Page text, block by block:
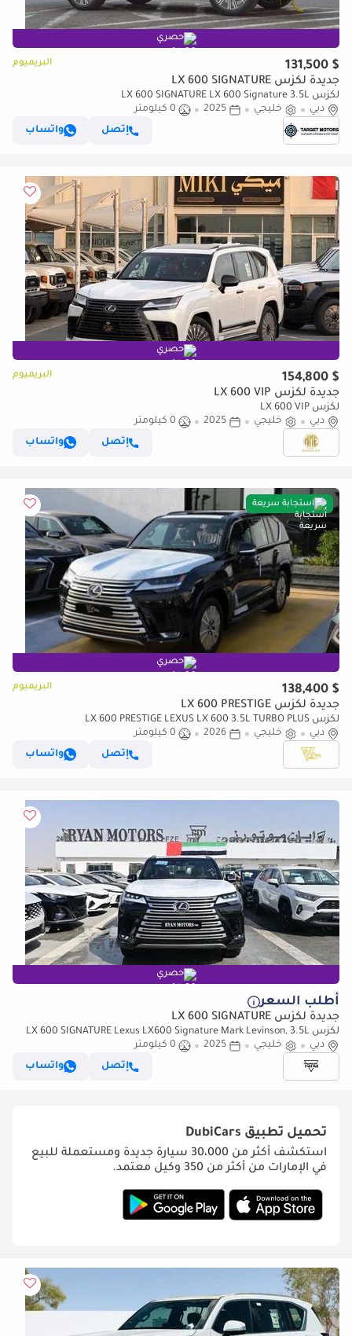
حصري
$ 131,500 البريميوم
جديدة لكزس LX 600 SIGNATURE
لكزس LX 600 SIGNATURE LX 600 Signature 3.5L
دبي
خليجي 2025
0 كيلومتر
إتصل
واتساب
حصري
$ 154,800 البريميوم
جديدة لكزس LX 600 VIP
لكزس LX 600 VIP
دبي
خليجي 2025
0 كيلومتر
إتصل
واتساب
استجابة سريعة
حصري
$ 138,400 البريميوم
جديدة لكزس LX 600 PRESTIGE
لكزس LX 600 PRESTIGE LEXUS LX 600 3.5L TURBO PLUS
دبي
خليجي 2026
0 كيلومتر
إتصل
واتساب
حصري
أطلب السعر
جديدة لكزس LX 600 SIGNATURE
لكزس LX 600 SIGNATURE Lexus LX600 Signature Mark Levinson, 3.5L
Twin-Turbo V6, Petrol, Model 2025 Color Black
دبي خليجي 2025
0 كيلومتر
إتصل
واتساب
تحميل تطبيق DubiCars
استكشف أكثر من 30،000 سيارة جديدة ومستعملة للبيع
في الإمارات من أكثر من 350 وكيل معتمد.